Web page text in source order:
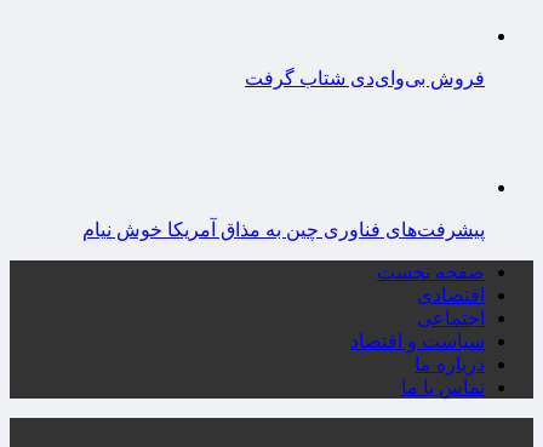
فروش بی‌وای‌دی شتاب گرفت
پیشرفت‌های فناوری چین به مذاق آمریکا خوش نیام
صفحه نخست
اقتصادی
اجتماعی
سیاست و اقتصاد
درباره ما
تماس با ما